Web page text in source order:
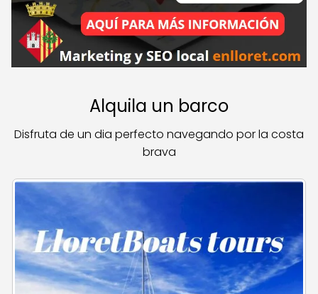
Alquila un barco
Disfruta de un dia perfecto navegando por la costa
brava